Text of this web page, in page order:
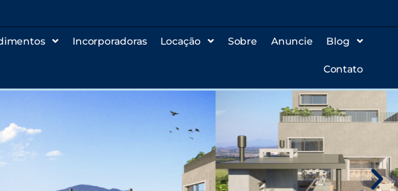
Incorporadoras Locação Sobre Anuncie Blog
Contato